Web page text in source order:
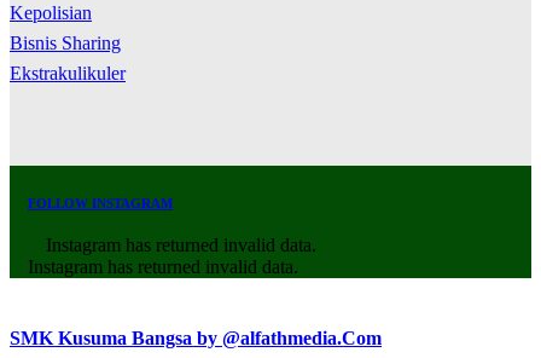
Kepolisian
Bisnis Sharing
Ekstrakulikuler
FOLLOW INSTAGRAM
Instagram has returned invalid data.
Instagram has returned invalid data.
SMK Kusuma Bangsa by @alfathmedia.Com